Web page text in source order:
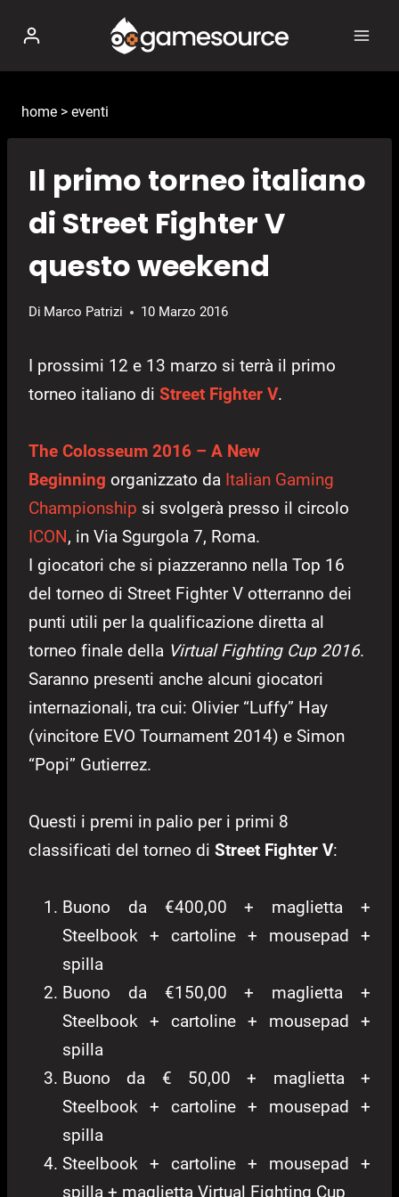
contenuto
home > eventi
Il primo torneo italiano
di Street Fighter V
questo weekend
Di Marco Patrizi 10 Marzo 2016
I prossimi 12 e 13 marzo si terrà il primo
torneo italiano di Street Fighter V.
The Colosseum 2016 – A New
Beginning organizzato da Italian Gaming
Championship si svolgerà presso il circolo
ICON, in Via Sgurgola 7, Roma.
I giocatori che si piazzeranno nella Top 16
del torneo di Street Fighter V otterranno dei
punti utili per la qualificazione diretta al
torneo finale della Virtual Fighting Cup 2016.
Saranno presenti anche alcuni giocatori
internazionali, tra cui: Olivier “Luffy” Hay
(vincitore EVO Tournament 2014) e Simon
“Popi” Gutierrez.
Questi i premi in palio per i primi 8
classificati del torneo di Street Fighter V:
Buono da €400,00 + maglietta +
Steelbook + cartoline + mousepad +
spilla
Buono da €150,00 + maglietta +
Steelbook + cartoline + mousepad +
spilla
Buono da € 50,00 + maglietta +
Steelbook + cartoline + mousepad +
spilla
Steelbook + cartoline + mousepad +
spilla + maglietta Virtual Fighting Cup